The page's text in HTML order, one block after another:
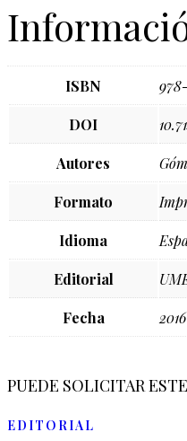
ISBN
DOI
Autores
Formato
Idioma
Editorial
Fecha 2016
PUEDE SOLICITAR
EDITORIAL